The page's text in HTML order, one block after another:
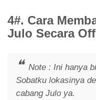
4#. Cara
Julo Secara
Note : Ini hanya
Sobatku lokasinya
cabang Julo ya.